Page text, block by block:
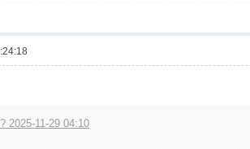
2025-11-29 04:10